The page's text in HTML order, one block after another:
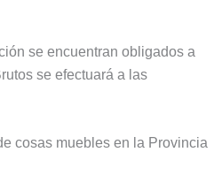
se encuentran obligados a
se efectuará a las
cosas muebles en la Provincia